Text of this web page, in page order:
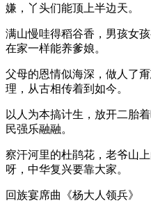
嫌，丫头们能顶上半边天。
满山慢哇得稻谷香，男孩女
在家一样能养爹娘。
父母的恩情似海深，做人了
理，从古相传着到如今。
以人为本搞计生，放开二胎
民强乐融融。
察汗河里的杜鹃花，老爷山
呀，中华复兴要靠大家。
回族宴席曲《杨大人领兵》